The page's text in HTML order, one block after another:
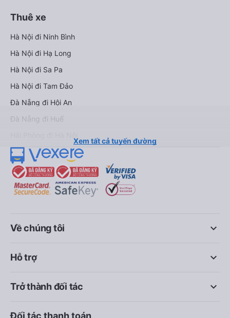
Thuê xe
Hà Nội đi Ninh Bình
Hà Nội đi Hạ Long
Hà Nội đi Sa Pa
Hà Nội đi Tam Đảo
Đà Nẵng đi Hội An
Đà Nẵng đi Huế
Xem tất cả tuyến đường
keyboard_arrow_down
Về chúng tôi
keyboard_arrow_down
Hỗ trợ
keyboard_arrow_down
Trở thành đối tác
Đối tác thanh toán